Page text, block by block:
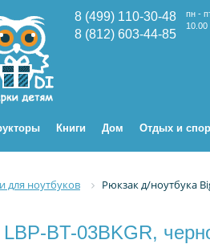
8 (499) 110-30-48
пн -
10.00
8 (812) 603-44-85
Книги Дом Отдых и
для ноутбуков
Рюкзак д/ноутбука
BT-03BKGR,